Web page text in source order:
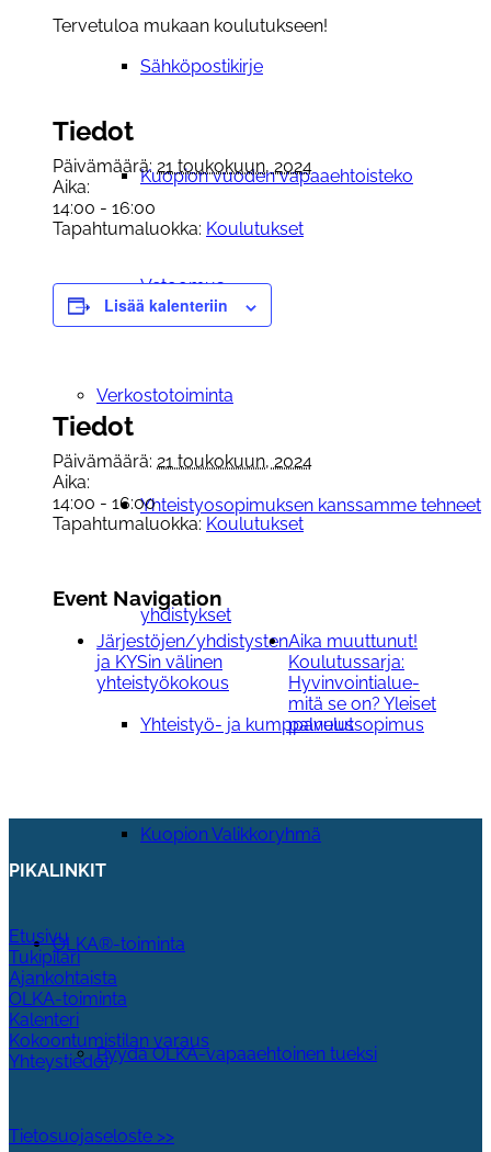
Sähköpostikirje
Kuopion vuoden vapaaehtoisteko
Vetoomus
Verkostotoiminta
Yhteistyosopimuksen kanssamme tehneet
yhdistykset
Yhteistyö- ja kumppanuussopimus
Kuopion Valikkoryhmä
OLKA®-toiminta
Pyydä OLKA-vapaaehtoinen tueksi
Tervetuloa mukaan koulutukseen!
Tiedot
Päivämäärä: 21 toukokuun, 2024
Aika:
14:00 - 16:00
Tapahtumaluokka: Koulutukset
Lisää kalenteriin
Tiedot
Päivämäärä: 21 toukokuun, 2024
Aika:
14:00 - 16:00
Tapahtumaluokka: Koulutukset
Event Navigation
Järjestöjen/yhdistysten
ja KYSin välinen
yhteistyökokous
Aika muuttunut!
Koulutussarja:
Hyvinvointialue-
mitä se on? Yleiset
palvelut
PIKALINKIT
Etusivu
Tukipilari
Ajankohtaista
OLKA-toiminta
Kalenteri
Kokoontumistilan varaus
Yhteystiedot
Tietosuojaseloste >>